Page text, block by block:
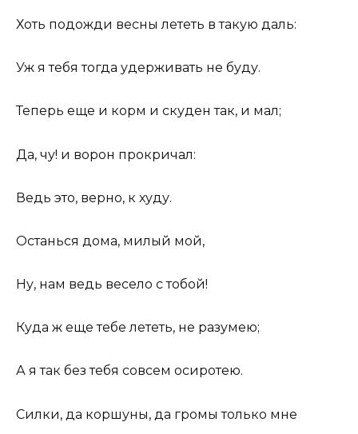
Хоть подожди весны лететь в такую даль:
Уж я тебя тогда удерживать не буду.
Теперь еще и корм и скуден так, и мал;
Да, чу! и ворон прокричал:
Ведь это, верно, к худу.
Останься дома, милый мой,
Ну, нам ведь весело с тобой!
Куда ж еще тебе лететь, не разумею;
А я так без тебя совсем осиротею.
Силки, да коршуны, да громы только мне